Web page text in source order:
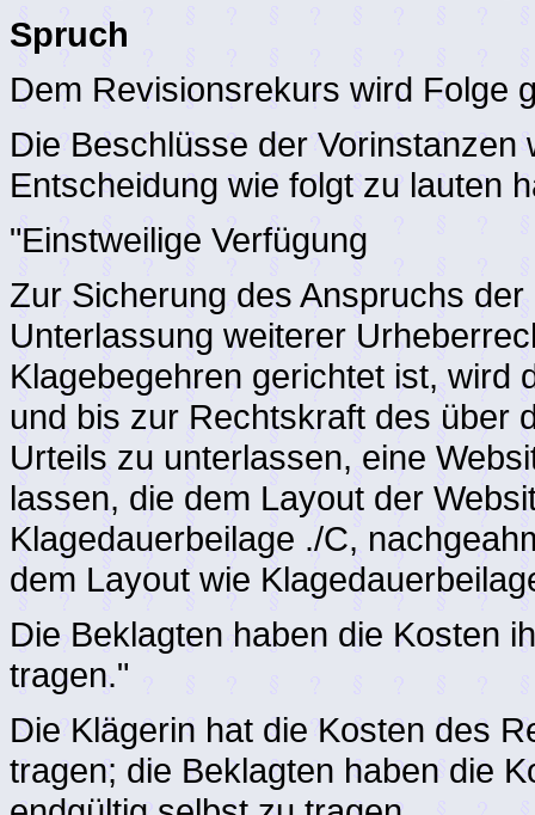
Spruch
Dem Revisionsrekurs wird Folge
Die Beschlüsse der
Entscheidung wie folgt zu lauten
"Einstweilige Verfügung
Zur Sicherung des Anspruchs
Unterlassung weiterer
Klagebegehren gerichtet ist, wird
und bis zur Rechtskraft des über
Urteils zu unterlassen, eine
lassen, die dem Layout der
Klagedauerbeilage ./C,
dem Layout wie
Die Beklagten haben die Kosten
tragen."
Die Klägerin hat die Kosten des
tragen; die Beklagten haben die